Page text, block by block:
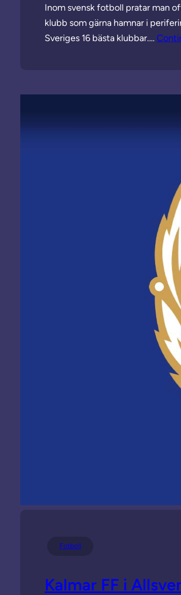
Inom svensk fotboll pratar man
klubb som gärna hamnar i
Sveriges 16 bästa klubbar.…
Fotboll
Kalmar FF i